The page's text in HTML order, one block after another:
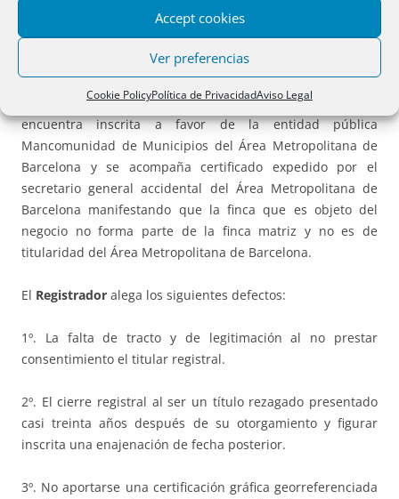
Accept cookies
Ver preferencias
Cookie PolicyPolítica de PrivacidadAviso Legal
la inscripción de una escritura de segregación y
compraventa.
Hechos:se presenta en el Registro escritura pública de
segregación y venta del año 1988. La finca matriz se
encuentra inscrita a favor de la entidad pública
Mancomunidad de Municipios del Área Metropolitana de
Barcelona y se acompaña certificado expedido por el
secretario general accidental del Área Metropolitana de
Barcelona manifestando que la finca que es objeto del
negocio no forma parte de la finca matriz y no es de
titularidad del Área Metropolitana de Barcelona.
El Registrador alega los siguientes defectos:
1º. La falta de tracto y de legitimación al no prestar
consentimiento el titular registral.
2º. El cierre registral al ser un título rezagado presentado
casi treinta años después de su otorgamiento y figurar
inscrita una enajenación de fecha posterior.
3º. No aportarse una certificación gráfica georreferenciada